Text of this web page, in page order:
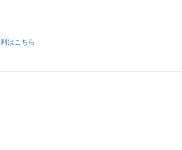
はこちら